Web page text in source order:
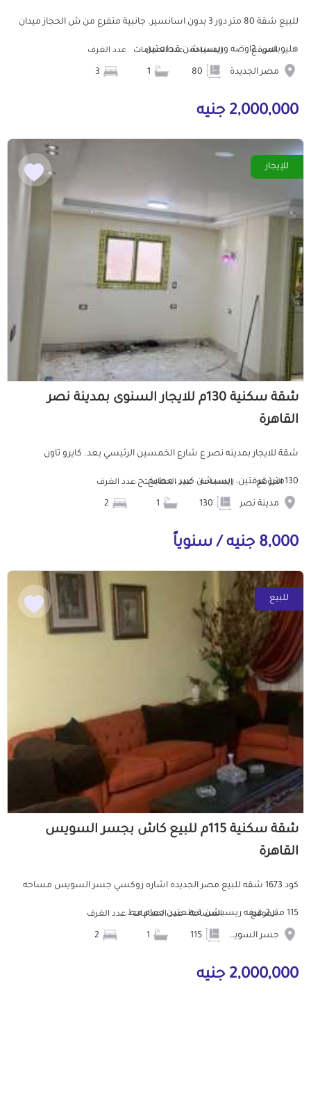
للبيع شقة 80 متر دور 3 بدون اسانسير. جانبية متفرع من ش الحجاز ميدان
هليوبلس. 2اوضه وريسيبشن قطعتين...
الموقع
مصر الجديدة
المساحة عدد الحمامات عدد الغرف
2,000,000 جنيه
للإيجار
شقة سكنية 130م للايجار السنوى بمدينة نصر
القاهرة
شقة للايجار بمدينه نصر ع شارع الخمسين الرئيسي بعد. كايرو تاون
130متر( غرفتين، ريسبشن كبير ، مطبخ، ح... الموقع
مدينة نصر
المساحة عدد الحمامات عدد الغرف
8,000 جنيه / سنوياً
للبيع
شقة سكنية 115م للبيع كاش بجسر السويس
القاهرة
كود 1673 شقه للبيع مصر الجديده اشاره روكسي جسر السويس مساحه
115 متر 2 غرفه ريسبشن قطعتين حمام مط... الموقع
جسر السويس
المساحة عدد الحمامات عدد الغرف
2,000,000 جنيه